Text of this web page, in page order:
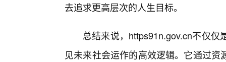
去追求更高层次的人生目标。
总结来说，https91n.gov.cn不仅
见未来社会运作的高效逻辑。它通过